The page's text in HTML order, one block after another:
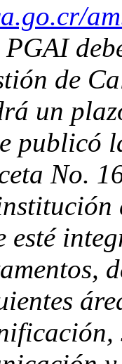
de
un
publicó
No.